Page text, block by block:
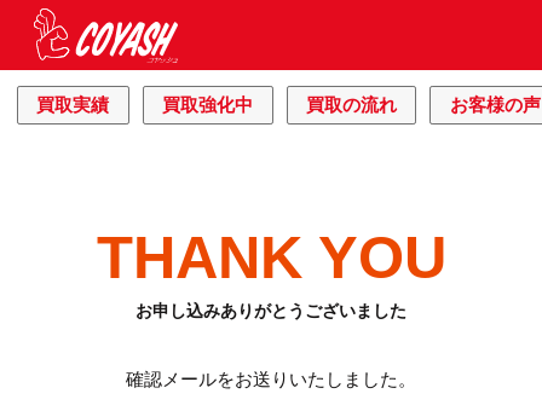
買取実績 買取強化中 買取の流れ お客様の声
THANK YOU
お申し込みありがとうございました
確認メールをお送りいたしました。